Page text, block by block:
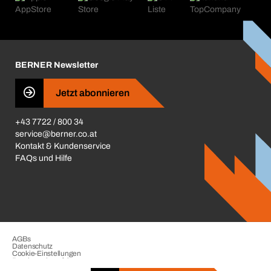
Kataloge & Broschüren
Presse
Business Conduct
BERNER Newsletter
Jetzt abonnieren
+43 7722 / 800 34
service@berner.co.at
Kontakt & Kundenservice
FAQs und Hilfe
AGBs
Datenschutz
Cookie-Einstellungen
Beschwerdeverfahren